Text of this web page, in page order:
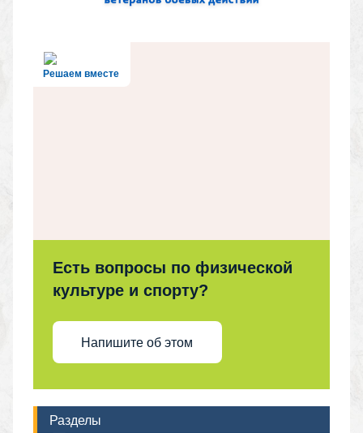
Решаем вместе
Есть вопросы по физической
культуре и спорту?
Напишите об этом
Разделы